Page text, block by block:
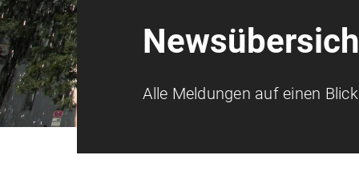
Alle Meldungen auf einen